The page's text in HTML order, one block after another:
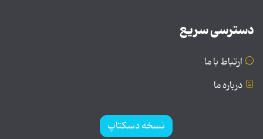
دسترسی سریع
ارتباط با ما
درباره ما
نسخه دسکتاپ